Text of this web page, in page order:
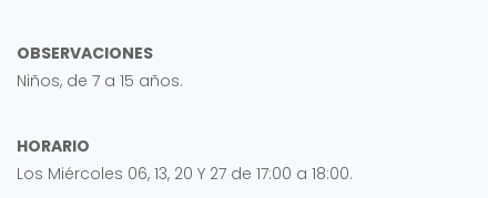
OBSERVACIONES
Niños, de 7 a 15 años.
HORARIO
Los Miércoles 06, 13, 20 Y 27 de 17:00 a 18:00.